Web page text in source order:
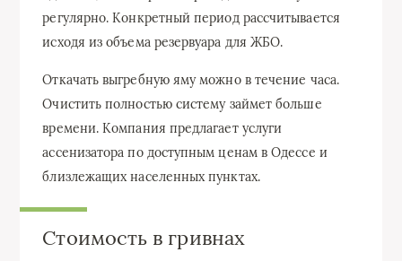
регулярно. Конкретный период рассчитывается
исходя из объема резервуара для ЖБО.
Откачать выгребную яму можно в течение часа.
Очистить полностью систему займет больше
времени. Компания предлагает услуги
ассенизатора по доступным ценам в Одессе и
близлежащих населенных пунктах.
Стоимость в гривнах